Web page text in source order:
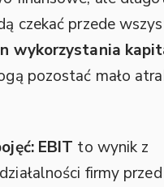
czekać przede
wykorzystania
pozostać mało
EBIT to wynik z
firmy